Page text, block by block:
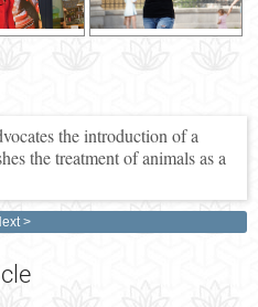
the introduction of a
the treatment of animals as a